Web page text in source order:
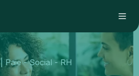
| Paie - Social - RH